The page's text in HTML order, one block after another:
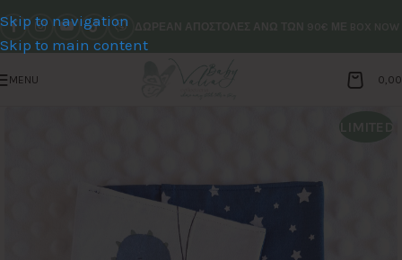
Skip to navigation
Skip to main content
MENU